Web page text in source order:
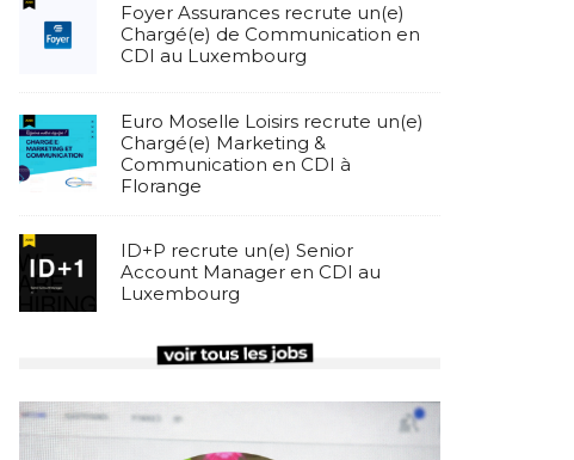
Foyer Assurances recrute un(e)
Chargé(e) de Communication en
CDI au Luxembourg
Euro Moselle Loisirs recrute un(e)
Chargé(e) Marketing &
Communication en CDI à
Florange
ID+P recrute un(e) Senior
Account Manager en CDI au
Luxembourg